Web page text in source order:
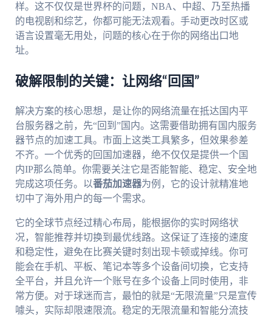
样。这不仅仅是世界杯的问题，NBA、中超、乃至热播
的电视剧和综艺，你都可能无法观看。手动更改时区或
语言设置毫无用处，问题的核心在于你的网络出口地
址。
破解限制的关键：让网络“回国”
解决方案的核心思想，是让你的网络流量在抵达国内平
台服务器之前，先“回到”国内。这需要借助拥有国内服务
器节点的加速工具。市面上这类工具繁多，但效果参差
不齐。一个优秀的回国加速器，绝不仅仅是提供一个国
内IP那么简单。你需要关注它是否能智能、稳定、安全地
完成这项任务。以番茄加速器为例，它的设计就精准地
切中了海外用户的每一个需求。
它的全球节点经过精心布局，能根据你的实时网络状
况，智能推荐并切换到最优线路。这保证了连接的速度
和稳定性，避免在比赛关键时刻出现卡顿或掉线。你可
能会在手机、平板、笔记本等多个设备间切换，它支持
全平台，并且允许一个账号在多个设备上同时使用，非
常方便。对于球迷而言，最怕的就是“无限流量”只是宣传
噱头，实际却限速限流。稳定的无限流量和智能分流技